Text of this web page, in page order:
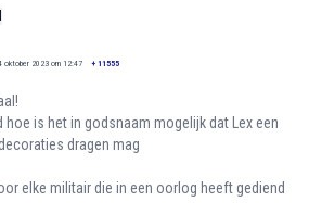
oktober 2023 om 12:47 + 11555
hoe is het in godsnaam mogelijk dat Lex een
dragen mag
elke militair die in een oorlog heeft gediend